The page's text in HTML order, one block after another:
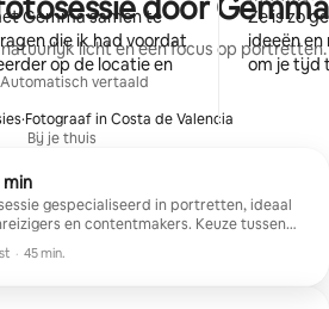
door Gemma
licht en een focus op portretten.
Automatisch vertaald
·Fotograaf in Costa de Valencia
Bij je thuis
min
gespecialiseerd in portretten, ideaal
en contentmakers. Keuze tussen
Kunsten en Historisch Centrum. Inclusief
bewerkte foto's.
· 45 min.
Gemma samen te
die ik had voordat
op de locatie en
,
Ze is zo
ideeën
om je tijd